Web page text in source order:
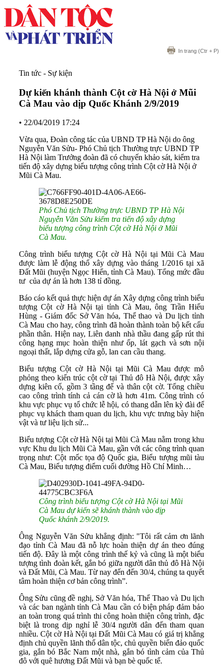
In trang (Ctr + P)
Tin tức - Sự kiện
Dự kiến khánh thành Cột cờ Hà Nội ở Mũi
Cà Mau vào dịp Quốc Khánh 2/9/2019
• 22/04/2019 17:24
Vừa qua, Đoàn công tác của UBND TP Hà Nội do ông
Nguyễn Văn Sửu- Phó Chủ tịch Thường trực UBND TP
Hà Nội làm Trưởng đoàn đã có chuyến khảo sát, kiểm tra
tiến độ xây dựng biểu tượng công trình Cột cờ Hà Nội ở
Mũi Cà Mau.
Phó Chủ tịch Thường trực UBND TP Hà Nội
Nguyễn Văn Sửu kiểm tra tiến độ xây dựng
biểu tượng công trình Cột cờ Hà Nội ở Mũi
Cà Mau.
Công trình biểu tượng Cột cờ Hà Nội tại Mũi Cà Mau
được làm lễ động thổ xây dựng vào tháng 1/2016 tại xã
Đất Mũi (huyện Ngọc Hiển, tỉnh Cà Mau). Tổng mức đầu
tư của dự án là hơn 138 tỉ đồng.
Báo cáo kết quả thực hiện dự án Xây dựng công trình biểu
tượng Cột cờ Hà Nội tại tỉnh Cà Mau, ông Trần Hiếu
Hùng - Giám đốc Sở Văn hóa, Thể thao và Du lịch tỉnh
Cà Mau cho hay, công trình đã hoàn thành toàn bộ kết cấu
phần thân. Hiện nay, Liên danh nhà thầu đang gấp rút thi
công hạng mục hoàn thiện như ốp, lát gạch và sơn nội
ngoại thất, lắp dựng cửa gỗ, lan can cầu thang.
Biểu tượng Cột cờ Hà Nội tại Mũi Cà Mau được mô
phỏng theo kiến trúc cột cờ tại Thủ đô Hà Nội, được xây
dựng kiên cố, gồm 3 tầng đế và thân cột cờ. Tổng chiều
cao công trình tính cả cán cờ là hơn 41m. Công trình có
khu vực phục vụ tổ chức lễ hội, có thang dẫn lên kỳ đài để
phục vụ khách tham quan du lịch, khu vực trưng bày hiện
vật và tư liệu lịch sử...
Biểu tượng Cột cờ Hà Nội tại Mũi Cà Mau nằm trong khu
vực Khu du lịch Mũi Cà Mau, gần với các công trình quan
trọng như: Cột mốc tọa độ Quốc gia, Biểu tượng mũi tàu
Cà Mau, Biểu tượng điểm cuối đường Hồ Chí Minh…
Công trình biểu tượng Cột cờ Hà Nội tại Mũi
Cà Mau dự kiến sẽ khánh thành vào dịp
Quốc khánh 2/9/2019.
Ông Nguyễn Văn Sửu khẳng định: "Tôi rất cảm ơn lãnh
đạo tỉnh Cà Mau đã nỗ lực hoàn thiện dự án theo đúng
tiến độ. Đây là một công trình thế kỷ và cũng là một biểu
tượng tình đoàn kết, gắn bó giữa người dân thủ đô Hà Nội
và Đất Mũi, Cà Mau. Từ nay đến đến 30/4, chúng ta quyết
tâm hoàn thiện cơ bản công trình”.
Ông Sửu cũng đề nghị, Sở Văn hóa, Thể Thao và Du lịch
và các ban ngành tỉnh Cà Mau cần có biện pháp đảm bảo
an toàn trong quá trình thi công hoàn thiện công trình, đặc
biệt là trong dịp nghỉ lễ 30/4 người dân đến tham quan
nhiều. Cột cờ Hà Nội tại Đất Mũi Cà Mau có giá trị khẳng
định chủ quyền lãnh thổ dân tộc, chủ quyền biển đảo quốc
gia, gắn bó Bắc Nam một nhà, gắn bó tình cảm của Thủ
đô với quê hương Đất Mũi và bạn bè quốc tế.